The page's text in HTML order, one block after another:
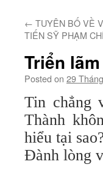
← TUYÊN BỐ VỀ
TIẾN SỸ PHẠM
Triển
Posted on 29
Tin chẳng
Thành
hiểu tại
Đành lòng